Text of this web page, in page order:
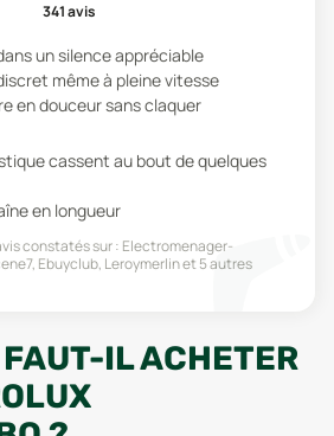
341avis
un silence appréciable
même à pleine vitesse
en douceur sans claquer
cassent au bout de quelques
en longueur
constatés sur : Electromenager-
Ebuyclub, Leroymerlinet 5 autres
IL ACHETER